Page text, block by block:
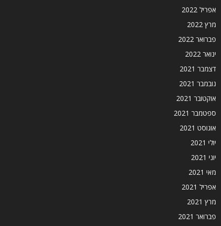
אפריל 2022
מרץ 2022
פברואר 2022
ינואר 2022
דצמבר 2021
נובמבר 2021
אוקטובר 2021
ספטמבר 2021
אוגוסט 2021
יולי 2021
יוני 2021
מאי 2021
אפריל 2021
מרץ 2021
פברואר 2021